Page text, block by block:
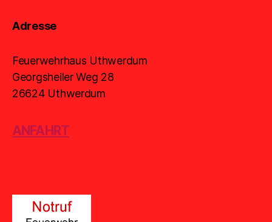
Adresse
Feuerwehrhaus Uthwerdum
Georgsheiler Weg 28
26624 Uthwerdum
ANFAHRT